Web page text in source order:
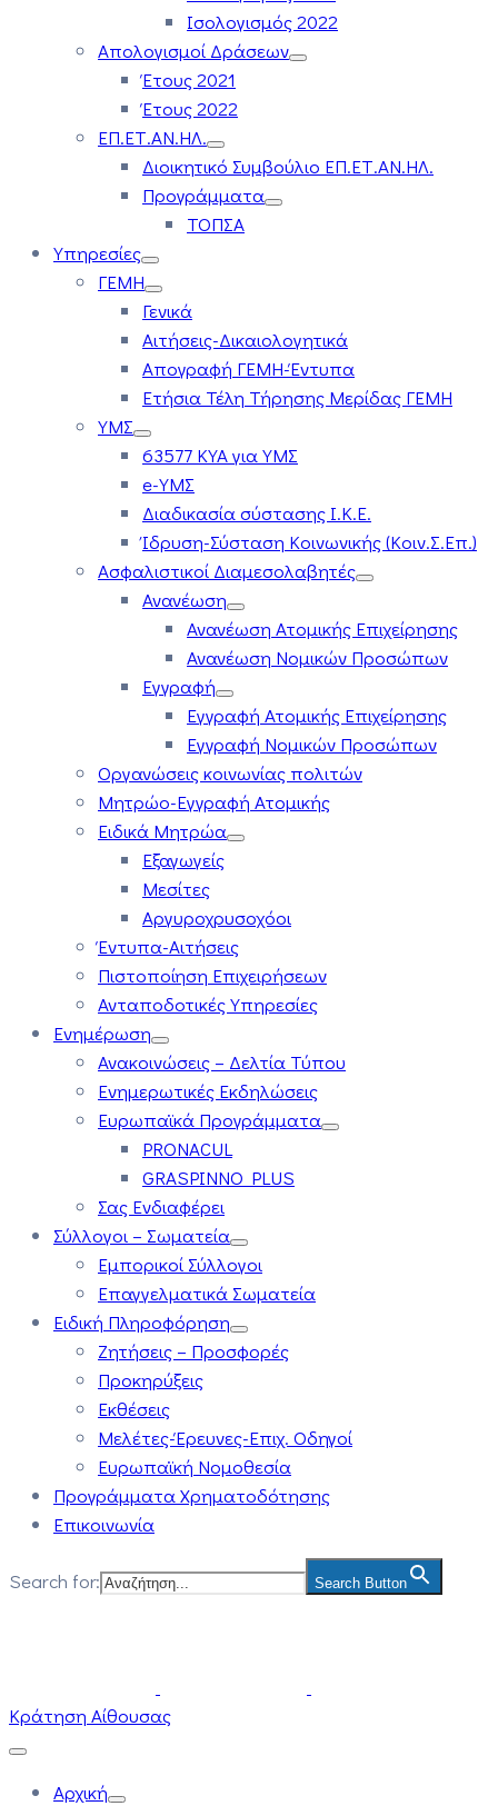
Ισολογισμός 2022
Απολογισμοί Δράσεων
Έτους 2021
Έτους 2022
ΕΠ.ΕΤ.ΑΝ.ΗΛ.
Διοικητικό Συμβούλιο ΕΠ.ΕΤ.ΑΝ.ΗΛ.
Προγράμματα
ΤΟΠΣΑ
Υπηρεσίες
ΓΕΜΗ
Γενικά
Αιτήσεις-Δικαιολογητικά
Απογραφή ΓΕΜΗ-Έντυπα
Ετήσια Τέλη Τήρησης Μερίδας ΓΕΜΗ
ΥΜΣ
63577 ΚΥΑ για ΥΜΣ
e-ΥΜΣ
Διαδικασία σύστασης Ι.Κ.Ε.
Ίδρυση-Σύσταση Κοινωνικής (Κοιν.Σ.Επ.)
Ασφαλιστικοί Διαμεσολαβητές
Ανανέωση
Ανανέωση Ατομικής Επιχείρησης
Ανανέωση Νομικών Προσώπων
Εγγραφή
Εγγραφή Ατομικής Επιχείρησης
Εγγραφή Νομικών Προσώπων
Οργανώσεις κοινωνίας πολιτών
Μητρώο-Εγγραφή Ατομικής
Ειδικά Μητρώα
Εξαγωγείς
Μεσίτες
Αργυροχρυσοχόοι
Έντυπα-Αιτήσεις
Πιστοποίηση Επιχειρήσεων
Ανταποδοτικές Υπηρεσίες
Ενημέρωση
Ανακοινώσεις – Δελτία Τύπου
Ενημερωτικές Εκδηλώσεις
Ευρωπαϊκά Προγράμματα
PRONACUL
GRASPINNO PLUS
Σας Ενδιαφέρει
Σύλλογοι – Σωματεία
Εμπορικοί Σύλλογοι
Επαγγελματικά Σωματεία
Ειδική Πληροφόρηση
Ζητήσεις – Προσφορές
Προκηρύξεις
Εκθέσεις
Μελέτες-Έρευνες-Επιχ. Οδηγοί
Ευρωπαϊκή Νομοθεσία
Προγράμματα Χρηματοδότησης
Επικοινωνία
Search for: Search Button
Κράτηση Αίθουσας
Αρχική